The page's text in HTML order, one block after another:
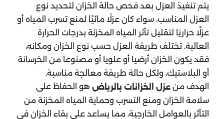
يتم تنفيذ العزل بعد فحص حالة الخزان لتحديد نوع
العزل المناسب، سواء كان عزلًا مائيًا لمنع تسرب المياه أو
عزلًا حراريًا لتقليل تأثر المياه المخزنة بدرجات الحرارة
العالية. تختلف طريقة العزل حسب نوع الخزان ومكانه،
فقد يكون الخزان أرضيًا أو علويًا أو مصنوعًا من الخرسانة
أو البلاستيك، ولكل حالة طريقة معالجة مناسبة.
الهدف من عزل الخزانات​ بالرياض هو الحفاظ على
سلامة الخزان ومنع التسرب وحماية المياه المخزنة من
التأثر بالعوامل الخارجية، مما يساعد على بقاء الخزان في